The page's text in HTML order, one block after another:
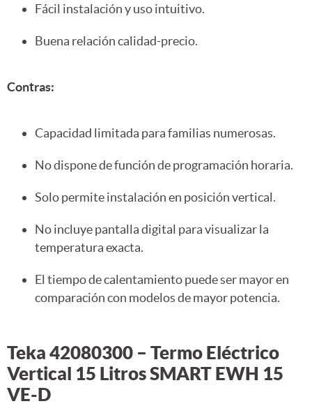
Fácil instalación y uso intuitivo.
Buena relación calidad-precio.
Contras:
Capacidad limitada para familias numerosas.
No dispone de función de programación horaria.
Solo permite instalación en posición vertical.
No incluye pantalla digital para visualizar la
temperatura exacta.
El tiempo de calentamiento puede ser mayor en
comparación con modelos de mayor potencia.
Teka 42080300 – Termo Eléctrico
Vertical 15 Litros SMART EWH 15
VE-D